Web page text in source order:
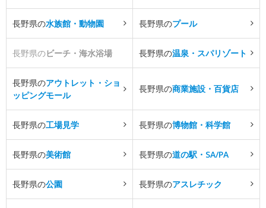
長野県の水族館・動物園 長野県のプール
長野県のビーチ・海水浴場 長野県の温泉・スパリゾート
長野県のアウトレット・ショ
ッピングモール
長野県の商業施設・百貨店
長野県の工場見学 長野県の博物館・科学館
長野県の美術館 長野県の道の駅・SA/PA
長野県の公園 長野県のアスレチック